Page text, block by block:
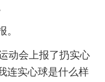
会上报了扔实心
连实心球是什么样